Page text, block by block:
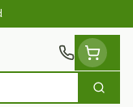
Zoek